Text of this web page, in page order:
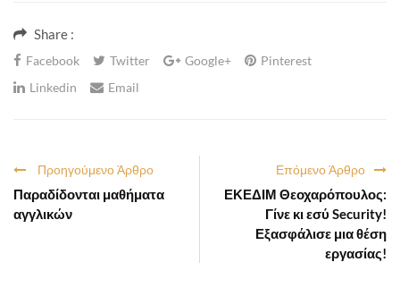
Share :
Facebook Twitter Google+
Pinterest
Linkedin
Email
Επόμενο Άρθρο
ΕΚΕΔΙΜ Θεοχαρόπουλος:
Γίνε κι εσύ Security!
Εξασφάλισε μια θέση
εργασίας!
Προηγούμενο Άρθρο
Παραδίδονται μαθήματα
αγγλικών